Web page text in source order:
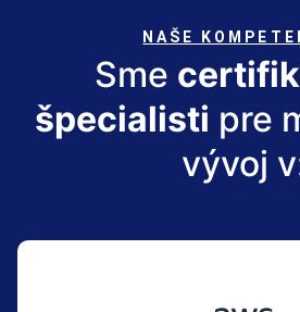
NAŠE
Sme
špecialisti pre
vývoj